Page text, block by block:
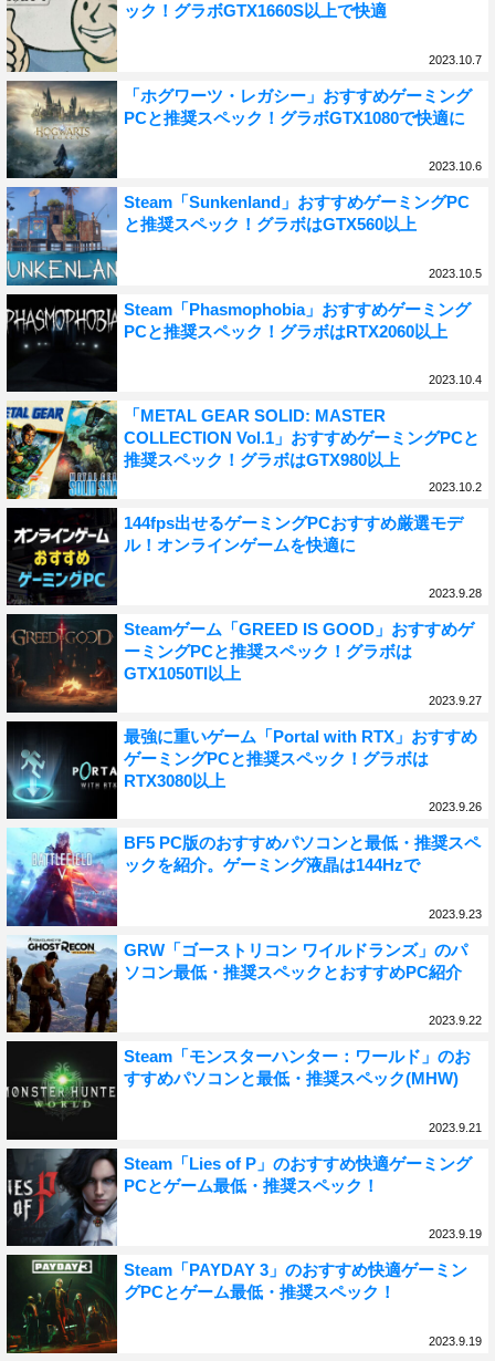
ック！グラボGTX1660S以上で快適
2023.10.7
「ホグワーツ・レガシー」おすすめゲーミング
PCと推奨スペック！グラボGTX1080で快適に
2023.10.6
Steam「Sunkenland」おすすめゲーミングPC
と推奨スペック！グラボはGTX560以上
2023.10.5
Steam「Phasmophobia」おすすめゲーミング
PCと推奨スペック！グラボはRTX2060以上
2023.10.4
「METAL GEAR SOLID: MASTER
COLLECTION Vol.1」おすすめゲーミングPCと
推奨スペック！グラボはGTX980以上
2023.10.2
144fps出せるゲーミングPCおすすめ厳選モデ
ル！オンラインゲームを快適に
2023.9.28
Steamゲーム「GREED IS GOOD」おすすめゲ
ーミングPCと推奨スペック！グラボは
GTX1050TI以上
2023.9.27
最強に重いゲーム「Portal with RTX」おすすめ
ゲーミングPCと推奨スペック！グラボは
RTX3080以上
2023.9.26
BF5 PC版のおすすめパソコンと最低・推奨スペ
ックを紹介。ゲーミング液晶は144Hzで
2023.9.23
GRW「ゴーストリコン ワイルドランズ」のパ
ソコン最低・推奨スペックとおすすめPC紹介
2023.9.22
Steam「モンスターハンター：ワールド」のお
すすめパソコンと最低・推奨スペック(MHW)
2023.9.21
Steam「Lies of P」のおすすめ快適ゲーミング
PCとゲーム最低・推奨スペック！
2023.9.19
Steam「PAYDAY 3」のおすすめ快適ゲーミン
グPCとゲーム最低・推奨スペック！
2023.9.19